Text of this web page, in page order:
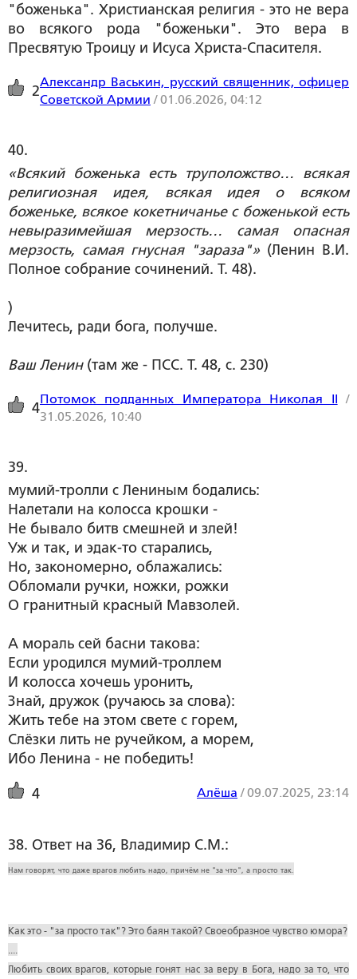
"боженька". Христианская религия - это не вера
во всякого рода "боженьки". Это вера в
Пресвятую Троицу и Исуса Христа-Спасителя.
2
Александр Васькин, русский священник, офицер
Советской Армии /01.06.2026, 04:12
40.
«Всякий боженька есть труположство… всякая
религиозная идея, всякая идея о всяком
боженьке, всякое кокетничанье с боженькой есть
невыразимейшая мерзость… самая опасная
мерзость, самая гнусная "зараза"» (Ленин В.И.
Полное собрание сочинений. Т. 48).
)
Лечитесь, ради бога, получше.
Ваш Ленин(там же - ПСС. Т. 48, с. 230)
4
Потомок подданных Императора Николая II /
31.05.2026, 10:40
39.
мумий-тролли с Лениным бодались:
Налетали на колосса крошки -
Не бывало битв смешней и злей!
Уж и так, и эдак-то старались,
Но, закономерно, облажались:
Обломали ручки, ножки, рожки
О гранитный красный Мавзолей.
А мораль сей басни такова:
Если уродился мумий-троллем
И колосса хочешь уронить,
Знай, дружок (ручаюсь за слова):
Жить тебе на этом свете с горем,
Слёзки лить не ручейком, а морем,
Ибо Ленина - не победить!
4 Алёша /09.07.2025, 23:14
38. Ответ на 36, Владимир С.М.:
Нам говорят, что даже врагов любить надо, причём не "за что", а просто так.
Как это - "за просто так"? Это баян такой? Своеобразное чувство юмора?
....
Любить своих врагов, которые гонят нас за веру в Бога, надо за то, что